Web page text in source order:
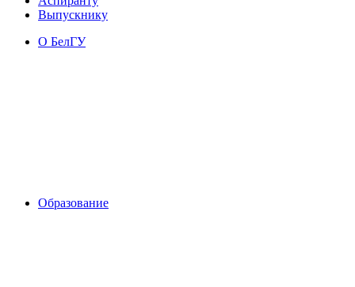
Выпускнику
О БелГУ
Образование